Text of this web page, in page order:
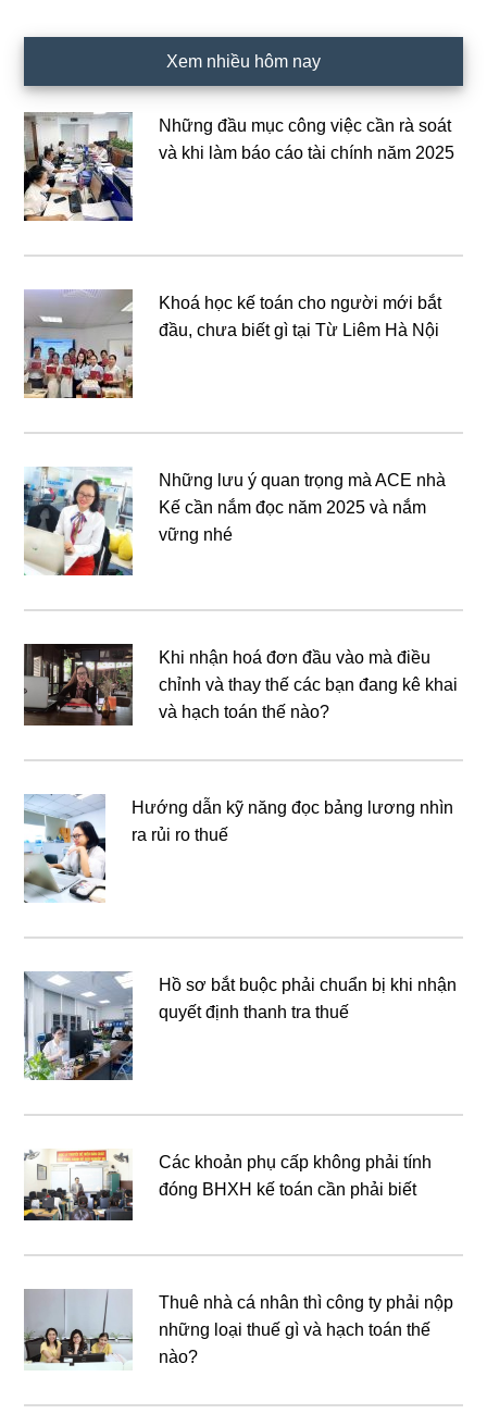
Xem nhiều hôm nay
Những đầu mục công việc cần rà soát
và khi làm báo cáo tài chính năm 2025
Khoá học kế toán cho người mới bắt
đầu, chưa biết gì tại Từ Liêm Hà Nội
Những lưu ý quan trọng mà ACE nhà
Kế cần nắm đọc năm 2025 và nắm
vững nhé
Khi nhận hoá đơn đầu vào mà điều
chỉnh và thay thế các bạn đang kê khai
và hạch toán thế nào?
Hướng dẫn kỹ năng đọc bảng lương nhìn
ra rủi ro thuế
Hồ sơ bắt buộc phải chuẩn bị khi nhận
quyết định thanh tra thuế
Các khoản phụ cấp không phải tính
đóng BHXH kế toán cần phải biết
Thuê nhà cá nhân thì công ty phải nộp
những loại thuế gì và hạch toán thế
nào?